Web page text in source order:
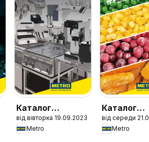
Каталог
професійного
обладнання
від вівторка 19.09.2023
Metro
Каталог
продуктів
від середи
Metro